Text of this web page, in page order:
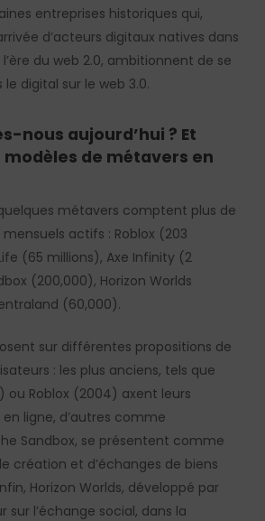
entreprises historiques qui,
d’acteurs digitaux natives dans
du web 2.0, ambitionnent de se
digital sur le web 3.0.
nous aujourd’hui ? Et
modèles de métavers en
quelques métavers comptent plus de
actifs : Roblox (203
(65 millions), Axe Infinity (2
(200,000), Horizon Worlds
(60,000).
sur différentes propositions de
: les plus anciens, tels que
ou Roblox (2004) axent leurs
ligne, d’autres comme
Sandbox, se présentent comme
création et d’échanges de biens
Horizon Worlds, développé par
sur l’échange social, dans la